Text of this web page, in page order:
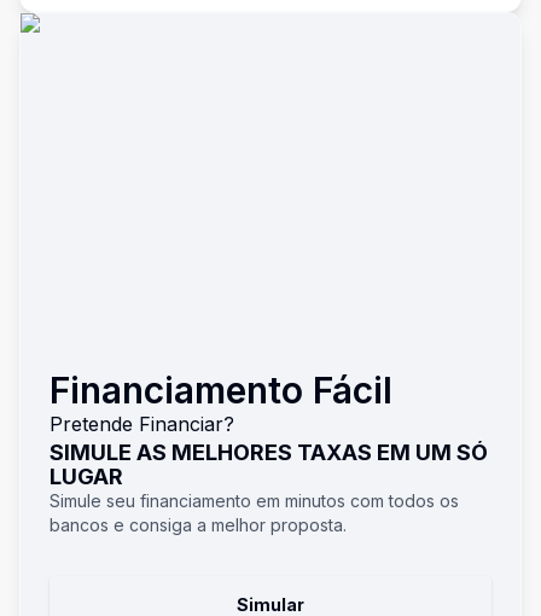
Financiamento Fácil
Pretende Financiar?
SIMULE AS MELHORES TAXAS EM UM SÓ
LUGAR
Simule seu financiamento em minutos com todos os
bancos e consiga a melhor proposta.
Simular